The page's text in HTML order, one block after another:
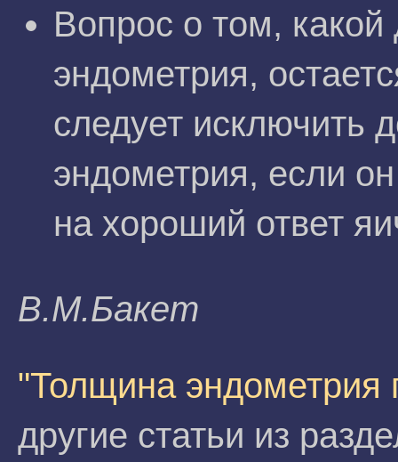
Вопрос о том,
эндометрия,
следует исключить
эндометрия, если
на хороший ответ
B.M.Бaкeт
"Толщина эндометрия
другие статьи из